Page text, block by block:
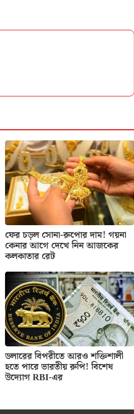
ফের চড়ল সোনা-রুপোর দাম! গয়না
কেনার আগে দেখে নিন আজকের
কলকাতার রেট
ডলারের বিপরীতে আরও শক্তিশালী
হতে পারে ভারতীয় রুপি! বিশেষ
উদ্যোগ RBI-এর